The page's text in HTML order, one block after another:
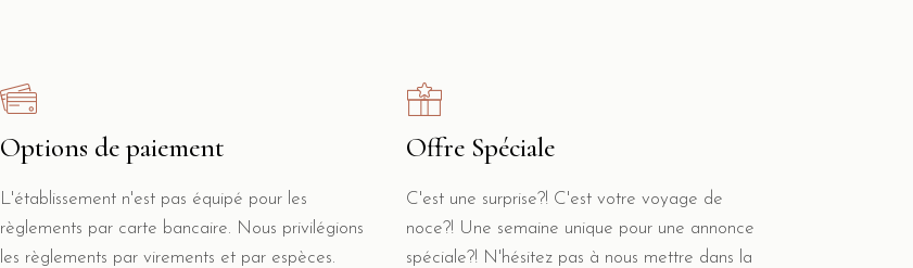
Options de paiement
L'établissement n'est pas équipé pour les
règlements par carte bancaire. Nous privilégions
les règlements par virements et par espèces.
Offre Spéciale
C'est une surprise?! C'est votre voyage de
noce?! Une semaine unique pour une annonce
spéciale?! N'hésitez pas à nous mettre dans la